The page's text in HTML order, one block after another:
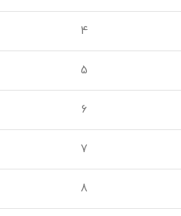
4
5
6
7
8